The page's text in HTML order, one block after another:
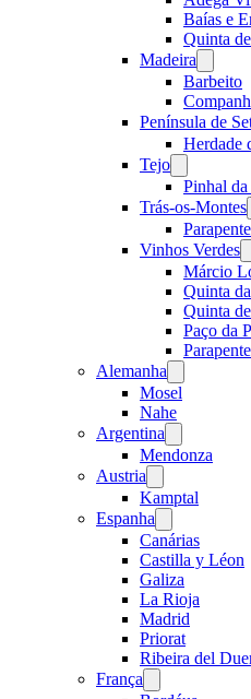
Baías e
Quinta
Madeira
menu
Barbeito
Península de
Herdade
Tejo
menu
Pinhal
Trás-os-Montes
Vinhos Verdes
Márcio
Quinta
Quinta
Paço da
Alemanha
menu
Mosel
Nahe
Argentina
menu
Mendonza
Austria
menu
Kamptal
Espanha
menu
Canárias
Castilla y Léon
Galiza
La Rioja
Madrid
Priorat
Ribeira del
França
menu